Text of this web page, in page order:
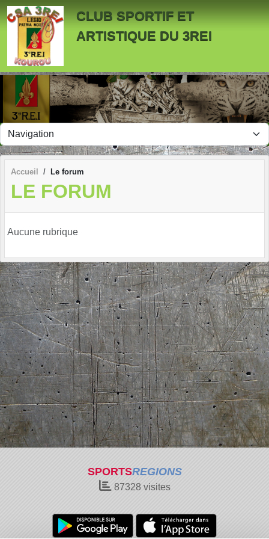
CLUB SPORTIF ET
ARTISTIQUE DU 3REI
Accueil Le forum
LE FORUM
Aucune rubrique
SPORTSREGIONS
87328visites
Panneau de gestion des cookies